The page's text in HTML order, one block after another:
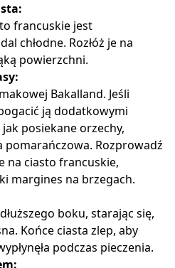
francuskie jest
chłodne. Rozłóż je na
powierzchni.
Bakalland. Jeśli
ją dodatkowymi
posiekane orzechy,
pomarańczowa. Rozprowadź
na ciasto francuskie,
margines na brzegach.
boku, starając się,
Końce ciasta zlep, aby
podczas pieczenia.